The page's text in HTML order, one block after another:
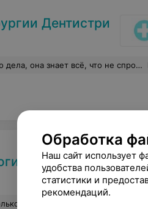
Дентистри
от Бога. К ней не просто попасть, на 2 месяца расписывается приём, но оно того стоит. Моё искреннее рекомендЭнте.
семейной стоматологии все зубки стоят, ни одной выпавшей пломбы. Качество услуг на высоте. Всем рекомендую.
Обработка
Наш сайт использует
удобства
статистики и
рекомендаций.